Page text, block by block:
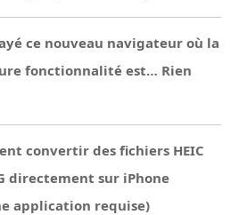
ce nouveau navigateur où la
fonctionnalité est… Rien
convertir des fichiers HEIC
directement sur iPhone
application requise)